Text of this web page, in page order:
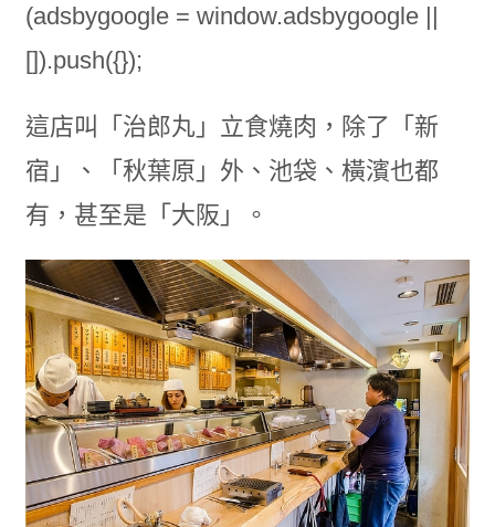
(adsbygoogle = window.adsbygoogle ||
[]).push({});
這店叫「治郎丸」立食燒肉，除了「新
宿」、「秋葉原」外、池袋、橫濱也都
有，甚至是「大阪」。